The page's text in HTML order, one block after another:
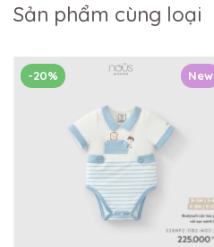
Sản phẩm cùng loại
New
-20%